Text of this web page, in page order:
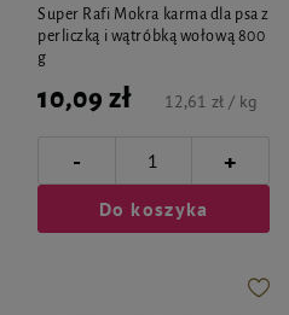
Super Rafi Mokra karma dla psa z
perliczką i wątróbką wołową 800
g
10,09 zł 12,61 zł / kg
- +
Do koszyka